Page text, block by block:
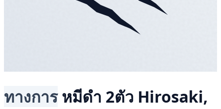
ทางการ หมีดำ 2ตัว Hirosaki,